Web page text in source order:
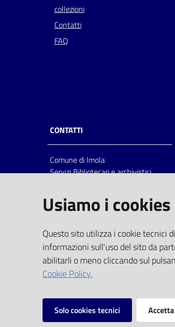
collezioni
Contatti
FAQ
CONTATTI
Comune di Imola
Servizi Bibliotecari e archivistici
Italia
centralino: tel 0542.6026.36 fax
bim@comune.imola.bo.it
PEC
comune.imola@cert.provincia.bo.it
P.IVA 00523381200
C.F. 00794470377
Vai alla pagina
Usiamo i cookies
Questo sito utilizza i cookie tecnici
informazioni sull'uso del sito da
abilitarli o meno cliccando sul
Cookie Policy.
Solo cookies tecnici